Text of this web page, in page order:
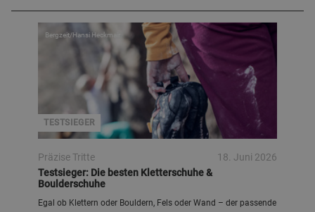
TESTSIEGER
Bergzeit/Hansi Heckmair
Präzise Tritte
18. Juni 2026
Testsieger: Die besten Kletterschuhe &
Boulderschuhe
Egal ob Klettern oder Bouldern, Fels oder Wand – der passende